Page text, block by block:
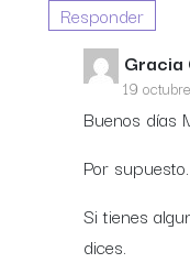
Responder
Gracia
19
Buenos días
Por supuesto.
Si tienes
dices.